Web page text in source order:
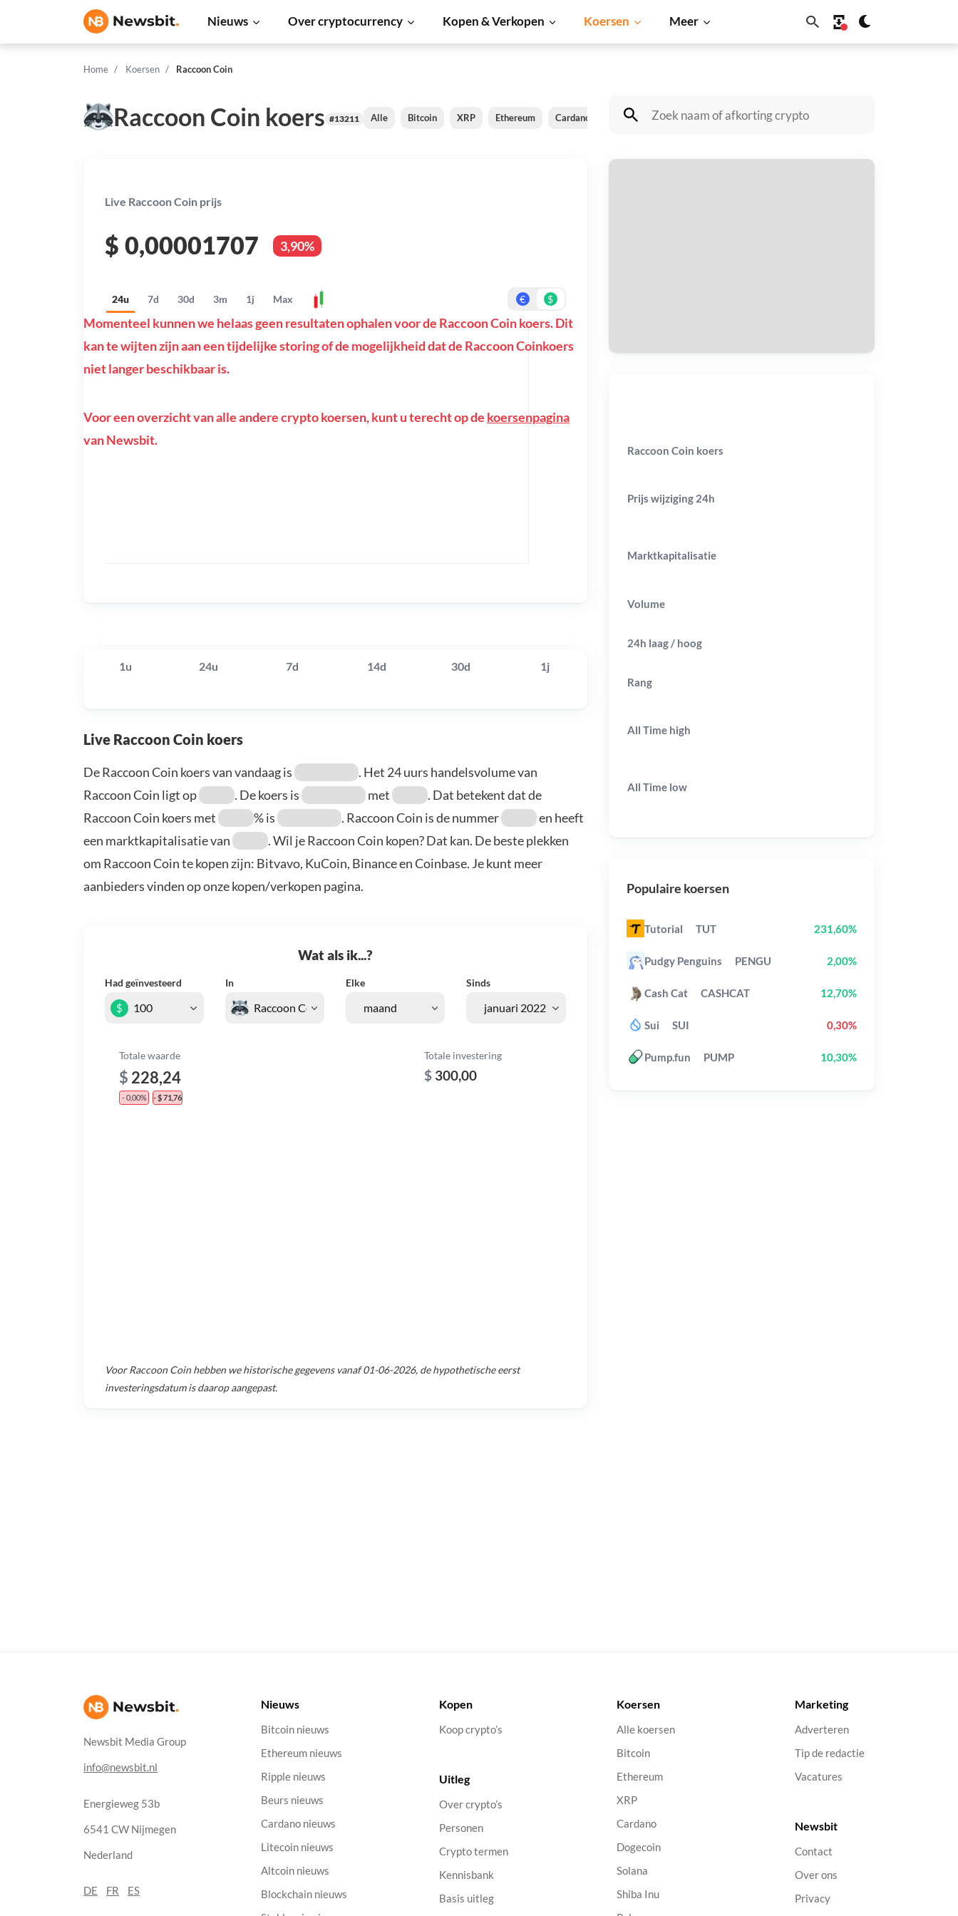
Nieuws Over cryptocurrency Kopen & Verkopen Koersen Meer
Home Koersen Raccoon Coin
Raccoon Coin koers #13211 Alle Bitcoin XRP Ethereum Cardano Shiba Inu Dogecoin Solana BNB
Live Raccoon Coin prijs
$ 0,00001707 3,90%
24u 7d 30d 3m 1j Max € $
Momenteel kunnen we helaas geen resultaten ophalen voor de Raccoon Coin koers. Dit
kan te wijten zijn aan een tijdelijke storing of de mogelijkheid dat de Raccoon Coinkoers
niet langer beschikbaar is.
Voor een overzicht van alle andere crypto koersen, kunt u terecht op de koersenpagina
van Newsbit.
1u 24u 7d 14d 30d 1j
Live Raccoon Coin koers
De Raccoon Coin koers van vandaag is
. Het 24 uurs handelsvolume van
Raccoon Coin ligt op
. De koers is met
. Dat betekent dat de
Raccoon Coin koers met
% is . Raccoon Coin is de nummer
en heeft
een marktkapitalisatie van
. Wil je Raccoon Coin kopen? Dat kan. De beste plekken
om Raccoon Coin te kopen zijn: Bitvavo, KuCoin, Binance en Coinbase. Je kunt meer
aanbieders vinden op onze kopen/verkopen pagina.
Wat als ik...?
Had geïnvesteerd In Elke Sinds
$
Totale waarde
$ 228,24
- 0,00% - $ 71,76
Totale investering
$ 300,00
VoorRaccoon Coinhebben we historische gegevens vanaf01-06-2026, de hypothetische eerst
investeringsdatum is daarop aangepast.
Raccoon Coin koers
Prijs wijziging 24h
Marktkapitalisatie
Volume
24h laag / hoog
Rang
All Time high
All Time low
Populaire koersen
Tutorial TUT 231,60%
Pudgy Penguins PENGU 2,00%
Cash Cat CASHCAT 12,70%
Sui SUI 0,30%
Pump.fun PUMP 10,30%
Newsbit Media Group
info@newsbit.nl
Energieweg 53b
6541 CW Nijmegen
Nederland
DE FR ES
Nieuws
Bitcoin nieuws
Ethereum nieuws
Ripple nieuws
Beurs nieuws
Cardano nieuws
Litecoin nieuws
Altcoin nieuws
Blockchain nieuws
Kopen
Koop crypto’s
Uitleg
Over crypto’s
Personen
Crypto termen
Kennisbank
Basis uitleg
Koersen
Alle koersen
Bitcoin
Ethereum
XRP
Cardano
Dogecoin
Solana
Shiba Inu
Marketing
Adverteren
Tip de redactie
Vacatures
Newsbit
Contact
Over ons
Privacy